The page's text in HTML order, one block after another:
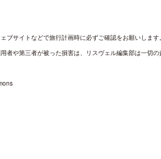
サイトなどで旅行計画時に必ずご確認をお願いしま
や第三者が被った損害は、リスヴェル編集部は一切の
ロサンゼルス観光局、ウォルト・ディ
ズニーゆかりのスポット10選を紹介